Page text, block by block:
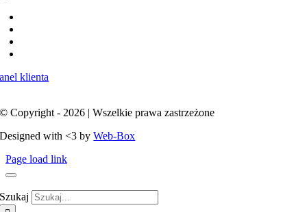
klienta
© Copyright - 2026 | Wszelkie prawa zastrzeżone
Designed with <3 byWeb-Box
Page load link
Szukaj